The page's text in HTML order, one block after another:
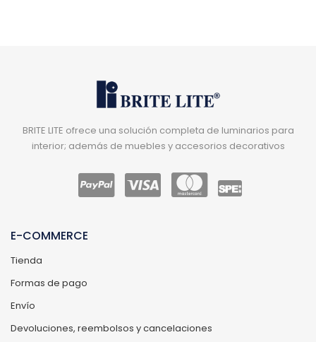
BRITE LITE ofrece una solución completa de luminarios para
interior; además de muebles y accesorios decorativos
E-COMMERCE
Tienda
Formas de pago
Envío
Devoluciones, reembolsos y cancelaciones